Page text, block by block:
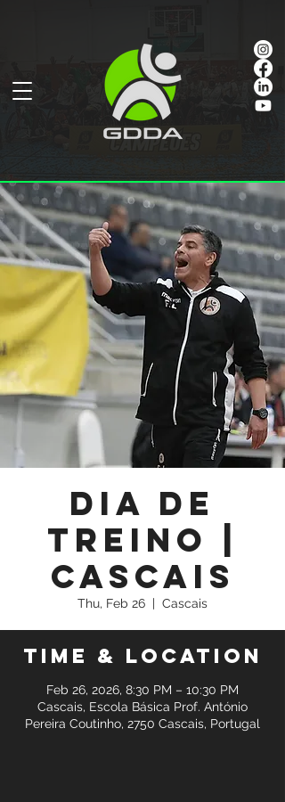
Dia de
Treino |
Cascais
Thu, Feb 26
  |
Cascais
Time & Location
Feb 26, 2026, 8:30 PM – 10:30 PM
Cascais, Escola Básica Prof. António
Pereira Coutinho, 2750 Cascais, Portugal